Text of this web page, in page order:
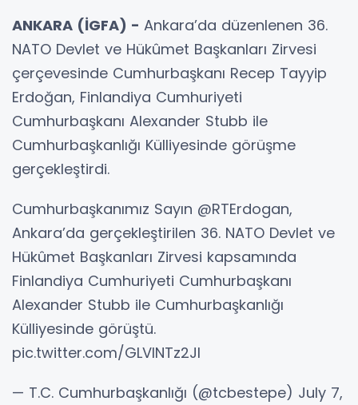
ANKARA (İGFA) - Ankara’da düzenlenen 36.
NATO Devlet ve Hükûmet Başkanları Zirvesi
çerçevesinde Cumhurbaşkanı Recep Tayyip
Erdoğan, Finlandiya Cumhuriyeti
Cumhurbaşkanı Alexander Stubb ile
Cumhurbaşkanlığı Külliyesinde görüşme
gerçekleştirdi.
Cumhurbaşkanımız Sayın @RTErdogan,
Ankara’da gerçekleştirilen 36. NATO Devlet ve
Hükûmet Başkanları Zirvesi kapsamında
Finlandiya Cumhuriyeti Cumhurbaşkanı
Alexander Stubb ile Cumhurbaşkanlığı
Külliyesinde görüştü.
pic.twitter.com/GLVlNTz2JI
— T.C. Cumhurbaşkanlığı (@tcbestepe) July 7,